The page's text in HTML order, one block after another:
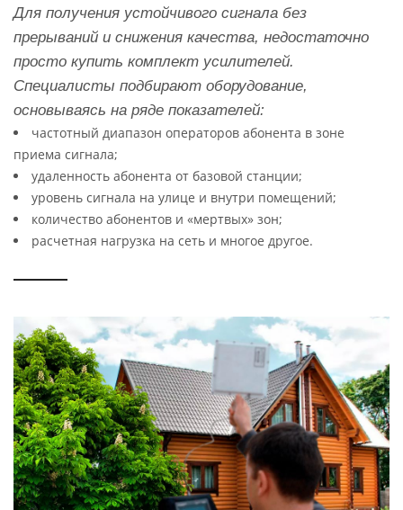
Для получения устойчивого сигнала без
прерываний и снижения качества, недостаточно
просто купить комплект усилителей.
Специалисты подбирают оборудование,
основываясь на ряде показателей:
частотный диапазон операторов абонента в зоне
приема сигнала;
удаленность абонента от базовой станции;
уровень сигнала на улице и внутри помещений;
количество абонентов и «мертвых» зон;
расчетная нагрузка на сеть и многое другое.